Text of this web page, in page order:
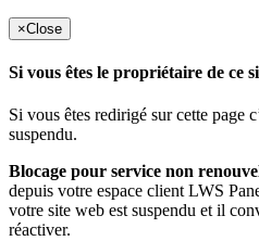
×Close
Si vous êtes le propriétaire de ce
Si vous êtes redirigé sur cette page
suspendu.
Blocage pour service non
depuis votre espace client LWS
votre site web est suspendu et il
réactiver.